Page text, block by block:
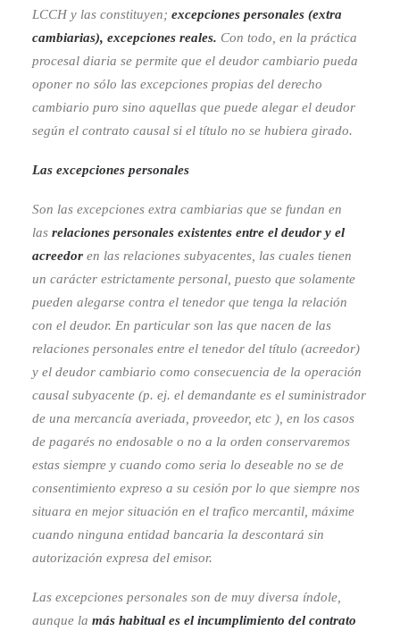
LCCH y las constituyen; excepciones personales (extra
cambiarias), excepciones reales. Con todo, en la práctica
procesal diaria se permite que el deudor cambiario pueda
oponer no sólo las excepciones propias del derecho
cambiario puro sino aquellas que puede alegar el deudor
según el contrato causal si el título no se hubiera girado.
Las excepciones personales
Son las excepciones extra cambiarias que se fundan en
las relaciones personales existentes entre el deudor y el
acreedor en las relaciones subyacentes, las cuales tienen
un carácter estrictamente personal, puesto que solamente
pueden alegarse contra el tenedor que tenga la relación
con el deudor. En particular son las que nacen de las
relaciones personales entre el tenedor del título (acreedor)
y el deudor cambiario como consecuencia de la operación
causal subyacente (p. ej. el demandante es el suministrador
de una mercancía averiada, proveedor, etc ), en los casos
de pagarés no endosable o no a la orden conservaremos
estas siempre y cuando como seria lo deseable no se de
consentimiento expreso a su cesión por lo que siempre nos
situara en mejor situación en el trafico mercantil, máxime
cuando ninguna entidad bancaria la descontará sin
autorización expresa del emisor.
Las excepciones personales son de muy diversa índole,
aunque la más habitual es el incumplimiento del contrato